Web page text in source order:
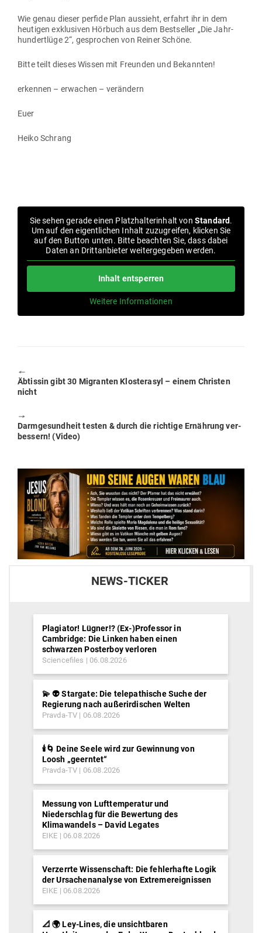
Wie genau dieser perfide Plan aus­sieht, erfahrt ihr in dem
heu­tigen exklu­siven Hörbuch aus dem Best­seller „Die Jahr­
hun­dertlüge 2“, gesprochen von Reiner Schöne.
Bitte teilt dieses Wissen mit Freunden und Bekannten!
erkennen – erwachen – verändern
Euer
Heiko Schrang
Sie sehen gerade einen Platz­hal­ter­inhalt von Standard.
Um auf den eigent­lichen Inhalt zuzu­greifen, klicken Sie
auf den Button unten. Bitte beachten Sie, dass dabei
Daten an Dritt­an­bieter wei­ter­ge­geben werden.
Inhalt ent­sperren
Weitere Infor­ma­tionen
🠔
Previous
post:
Äbtissin gibt 30 Migranten Klos­terasyl – einem Christen
nicht
🠖
Next
post:
Darm­ge­sundheit testen & durch die richtige Ernährung ver­
bessern! (Video)
NEWS-TICKER
Plagiator! Lügner!? (Ex-)Professor in
Cambridge: Die Linken haben einen
schwarzen Posterboy verloren
Sciencefiles 06.08.2026
💫 👽 Stargate: Die telepathische Suche der
Regierung nach außerirdischen Welten
Pravda-TV 06.08.2026
🕯️🌀 Deine Seele wird zur Gewinnung von
Loosh „geerntet“
Pravda-TV 06.08.2026
Messung von Lufttemperatur und
Niederschlag für die Bewertung des
Klimawandels – David Legates
EIKE 06.08.2026
Verzerrte Wissenschaft: Die fehlerhafte Logik
der Ursachenanalyse von Extremereignissen
EIKE 06.08.2026
📐 🌍 Ley-Lines, die unsichtbaren